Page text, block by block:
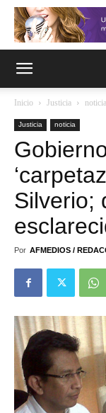
Inicio Justicia noticia
Justicia noticia
Silverio;
Por AFMEDIOS /